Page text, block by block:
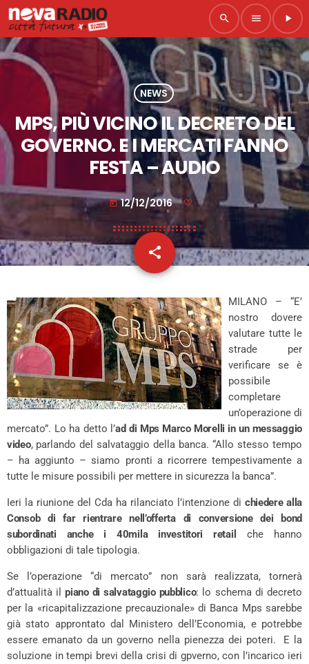
search menu play_arrow
NEWS
MPS, PIÙ VICINO IL DECRETO DEL
GOVERNO. E I MERCATI FANNO
FESTA – AUDIO
today 12/12/2016
share
email
MILANO – “E’
nostro dovere
valutare tutte le
strade per
verificare se è
possibile
completare
un’operazione di
mercato”. Lo ha detto l’ad di Mps Marco Morelli in un messaggio
video, parlando del salvataggio della banca. “Allo stesso tempo
– ha aggiunto – siamo pronti a ricorrere tempestivamente a
tutte le misure possibili per mettere in sicurezza la banca”.
Ieri la riunione del Cda ha rilanciato l’intenzione di chiedere alla
Consob di far rientrare nell’offerta di conversione dei bond
subordinati anche i 40mila investitori retail
che hanno
obbligazioni di tale tipologia.
Se l’operazione “di mercato” non sarà realizzata, tornerà
d’attualità ilpiano di salvataggio pubblico: lo schema di decreto
per la «ricapitalizzazione precauzionale» di Banca Mps sarebbe
già stato approntato dal Ministero dell’Economia, e potrebbe
essere emanato da un governo nella pienezza dei poteri. E la
soluzione in tempi brevi della crisi di gpverno, con l’incarico ieri